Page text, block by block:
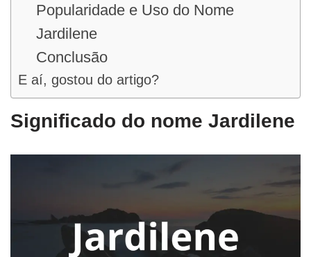
Popularidade e Uso do Nome
Jardilene
Conclusão
E aí, gostou do artigo?
Significado do nome Jardilene